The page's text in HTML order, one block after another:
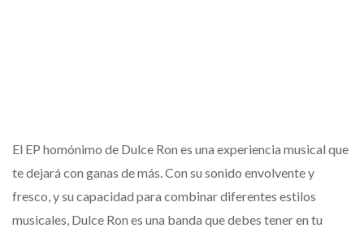
El EP homónimo de Dulce Ron es una experiencia musical que
te dejará con ganas de más. Con su sonido envolvente y
fresco, y su capacidad para combinar diferentes estilos
musicales, Dulce Ron es una banda que debes tener en tu